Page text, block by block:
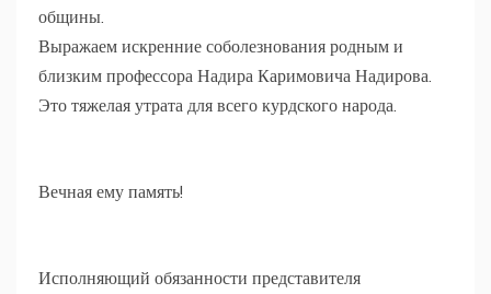
общины.
Выражаем искренние соболезнования родным и
близким профессора Надира Каримовича Надирова.
Это тяжелая утрата для всего курдского народа.
Вечная ему память!
Исполняющий обязанности представителя